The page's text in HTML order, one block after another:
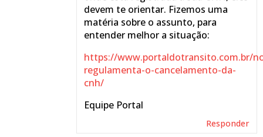
devem te orientar. Fizemos uma
matéria sobre o assunto, para
entender melhor a situação:
https://www.portaldotransito.com.br/
regulamenta-o-cancelamento-da-
cnh/
Equipe Portal
Responder